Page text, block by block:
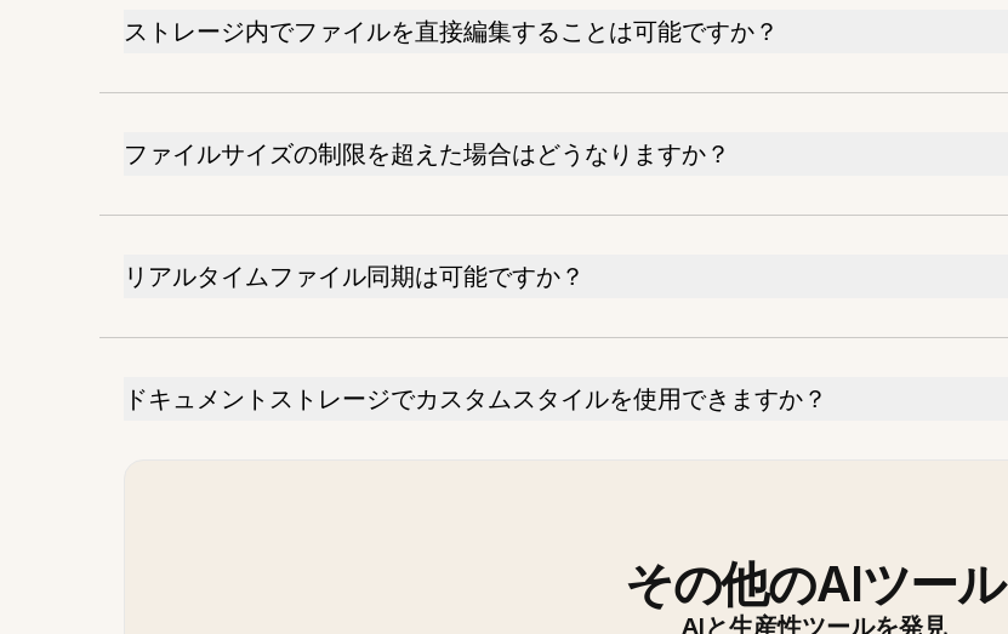
ストレージ内でファイルを直接編集することは可能ですか？
ファイルサイズの制限を超えた場合はどうなりますか？
リアルタイムファイル同期は可能ですか？
ドキュメントストレージでカスタムスタイルを使用できますか？
その他のAIツール
AIと生産性ツールを発見